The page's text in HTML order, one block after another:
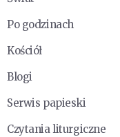
Po godzinach
Kościół
Blogi
Serwis papieski
Czytania liturgiczne